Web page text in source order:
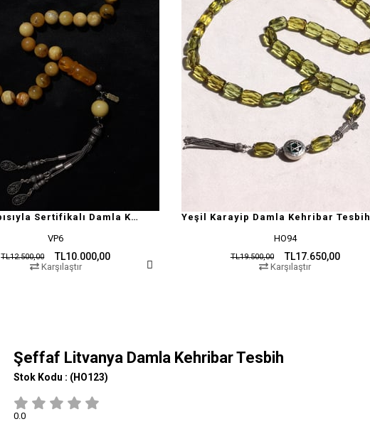
Doğal Yapısıyla Sertifikalı Damla Kehribar Tesbih
VP6
TL10.000,00
TL12.500,00
Karşılaştır
Yeşil Karayip Damla Kehribar Tesbih
HO94
TL17.650,00
TL19.500,00
Karşılaştır
Şeffaf Litvanya Damla Kehribar Tesbih
Stok Kodu : (HO123)
0.0